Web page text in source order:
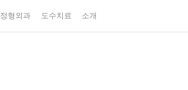
정형외과 도수치료 소개